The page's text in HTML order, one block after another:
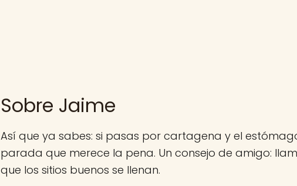
Sobre Jaime
Así que ya sabes: si pasas por cartagena y el
parada que merece la pena. Un consejo de amigo:
que los sitios buenos se llenan.